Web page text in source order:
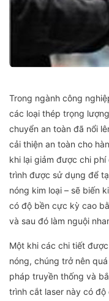
Trong ngành công
các loại thép trọng
chuyển an toàn đã nổi
cải thiện an toàn cho
khi lại giảm được chi
trình được sử dụng để
nóng kim loại – sẽ biến
có độ bền cực kỳ cao
và sau đó làm nguội
Một khi các chi tiết
nóng, chúng trở nên
pháp truyền thống và
trình cắt laser này có